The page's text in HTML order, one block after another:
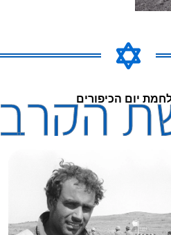
יום הכיפוריםהקרב